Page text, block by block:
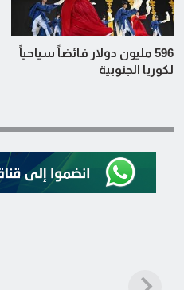
596 مليون دولار فائضاً سياحياً
لكوريا الجنوبية